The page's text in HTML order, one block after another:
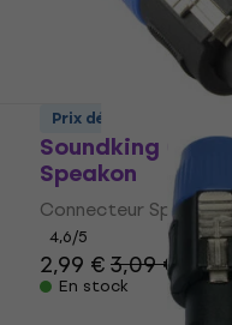
Soundking CB
Speakon
Connecteur Speakon
4,6/5
2,99 €3,09 €
En stock
Prix dégressifs